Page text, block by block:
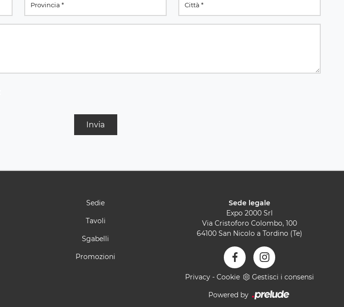
Invia
Sedie
Tavoli
Sgabelli
Promozioni
Sede legale
Expo 2000 Srl
Via Cristoforo Colombo, 100
64100 San Nicolo a Tordino (Te)
Privacy - Cookie Gestisci i consensi
Powered by